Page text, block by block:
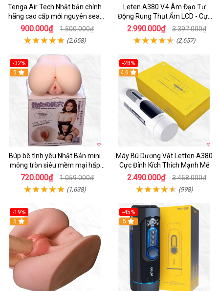
Tenga Air Tech Nhật bản chính
hãng cao cấp mới nguyên seal
giá tốt
900.000₫ 1.500.000₫
(2,658)
Leten A380 V.4 Âm Đạo Tự
Động Rung Thụt Ấm LCD - Cực
Phê
2.990.000₫ 3.397.000₫
(2,657)
-32%
Hot
5
Búp bê tình yêu Nhật Bản mini
mông tròn siêu mềm mại hấp
dẫn
720.000₫ 1.059.000₫
(1,638)
-28%
Hot
4.6
Máy Bú Dương Vật Letten A380
Cực Đỉnh Kích Thích Mạnh Mẽ
2.490.000₫ 3.458.000₫
(998)
-19%
Hot
5
-45%
Hot
5